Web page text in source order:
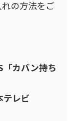
の方法をご
カバン持ち
レビ